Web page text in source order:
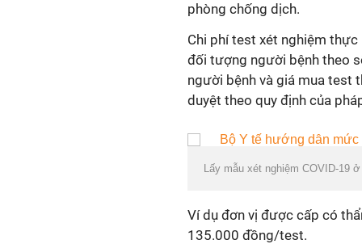
phòng chống dịch.
Chi phí test xét nghiệm
đối tượng người bệnh theo
người bệnh và giá mua test
duyệt theo quy định của
Lấy mẫu xét nghiệm COVID-19
Ví dụ đơn vị được cấp có
135.000 đồng/test.